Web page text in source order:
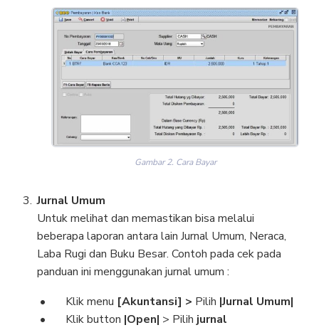
Gambar 2. Cara Bayar
Jurnal Umum
Untuk melihat dan memastikan bisa melalui
beberapa laporan antara lain Jurnal Umum, Neraca,
Laba Rugi dan Buku Besar. Contoh pada cek pada
panduan ini menggunakan jurnal umum :
Klik menu [Akuntansi] > Pilih |Jurnal Umum|
Klik button |Open| > Pilih jurnal